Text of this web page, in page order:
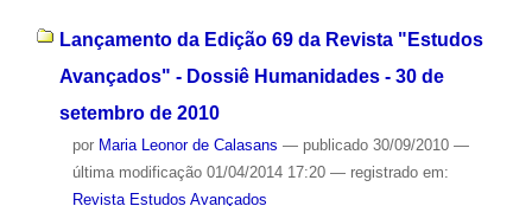
Lançamento da Edição 69 da Revista "Estudos
Avançados" - Dossiê Humanidades - 30 de
setembro de 2010
por Maria Leonor de Calasans — publicado30/09/2010 —
última modificação01/04/2014 17:20 — registrado em:
Revista Estudos Avançados